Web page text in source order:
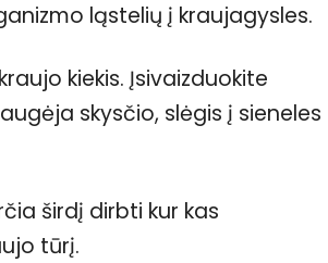
ląstelių į kraujagysles.
kiekis. Įsivaizduokite
skysčio, slėgis į sieneles
širdį dirbti kur kas
tūrį.